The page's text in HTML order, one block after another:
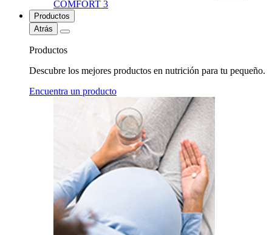
COMFORT 3
Productos
Atrás
Productos
Descubre los mejores productos en nutrición para tu pequeño.
Encuentra un producto